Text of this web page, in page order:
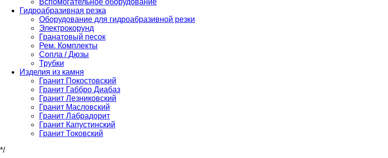
Вспомогательное оборудование
Гидроабразивная резка
Оборудование для гидроабразивной резки
Электрокорунд
Гранатовый песок
Рем. Комплекты
Сопла / Дюзы
Трубки
Изделия из камня
Гранит Покостовский
Гранит Габбро Диабаз
Гранит Лезниковский
Гранит Масловский
Гранит Лабрадорит
Гранит Капустинский
Гранит Токовский
*/